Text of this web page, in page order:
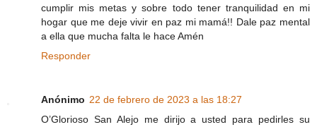
cumplir mis metas y sobre todo tener tranquilidad en mi
hogar que me deje vivir en paz mi mamá!! Dale paz mental
a ella que mucha falta le hace Amén
Responder
Anónimo 22 de febrero de 2023 a las 18:27
O’Glorioso San Alejo me dirijo a usted para pedirles su